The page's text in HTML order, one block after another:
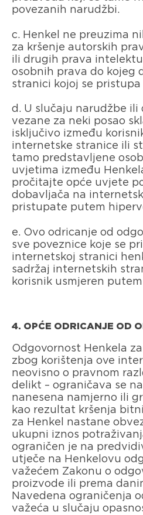
povezanih narudžbi.
c. Henkel ne preuzima
za kršenje autorskih
ili drugih prava
osobnih prava do kojeg
stranici kojoj se
d. U slučaju narudžbe
vezane za neki posao
isključivo između
internetske stranice ili
tamo predstavljene
uvjetima između
pročitajte opće uvjete
dobavljača na
pristupate putem
e. Ovo odricanje od
sve poveznice koje se
internetskoj stranici
sadržaj internetskih
korisnik usmjeren
4. OPĆE ODRICANJE OD
Odgovornost Henkela
zbog korištenja ove
neovisno o pravnom
delikt – ograničava se
nanesena namjerno ili
kao rezultat kršenja
za Henkel nastane
ukupni iznos
ograničen je na
utječe na Henkelovu
važećem Zakonu o
proizvode ili prema
Navedena ograničenja
važeća u slučaju